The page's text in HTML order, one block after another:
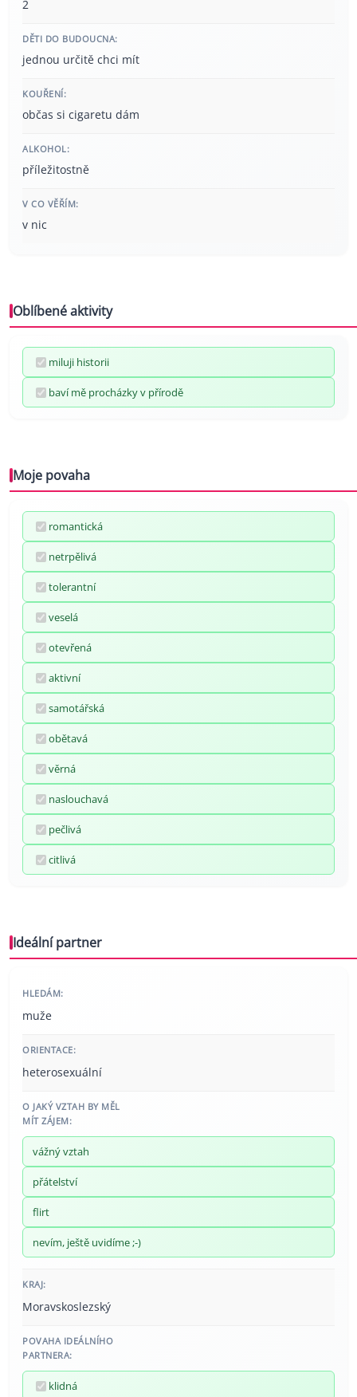
2
DĚTI DO BUDOUCNA:
jednou určitě chci mít
KOUŘENÍ:
občas si cigaretu dám
ALKOHOL:
příležitostně
V CO VĚŘÍM:
v nic
Oblíbené aktivity
miluji historii
baví mě procházky v přírodě
Moje povaha
romantická
netrpělivá
tolerantní
veselá
otevřená
aktivní
samotářská
obětavá
věrná
naslouchavá
pečlivá
citlivá
Ideální partner
HLEDÁM:
muže
ORIENTACE:
heterosexuální
O JAKÝ VZTAH BY MĚL
MÍT ZÁJEM:
vážný vztah
přátelství
flirt
nevím, ještě uvidíme ;-)
KRAJ:
Moravskoslezský
POVAHA IDEÁLNÍHO
PARTNERA:
klidná